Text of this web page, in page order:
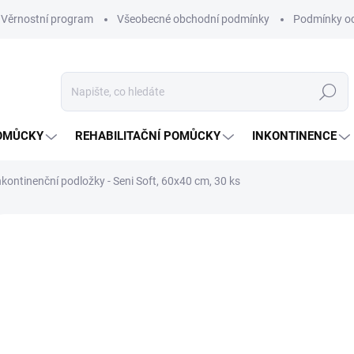
Věrnostní program Všeobecné obchodní podmínky Podmínky
Hledat
REHABILITAČNÍ POMŮCKY INKONTINENCE
podložky - Seni Soft, 60x40 cm, 30 ks